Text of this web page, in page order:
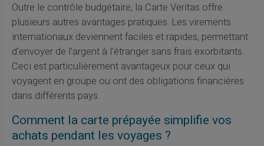
Outre le contrôle budgétaire, la Carte Veritas offre
plusieurs autres avantages pratiques. Les virements
internationaux deviennent faciles et rapides, permettant
d'envoyer de l'argent à l'étranger sans frais exorbitants.
Ceci est particulièrement avantageux pour ceux qui
voyagent en groupe ou ont des obligations financières
dans différents pays.
Comment la carte prépayée simplifie vos
achats pendant les voyages ?